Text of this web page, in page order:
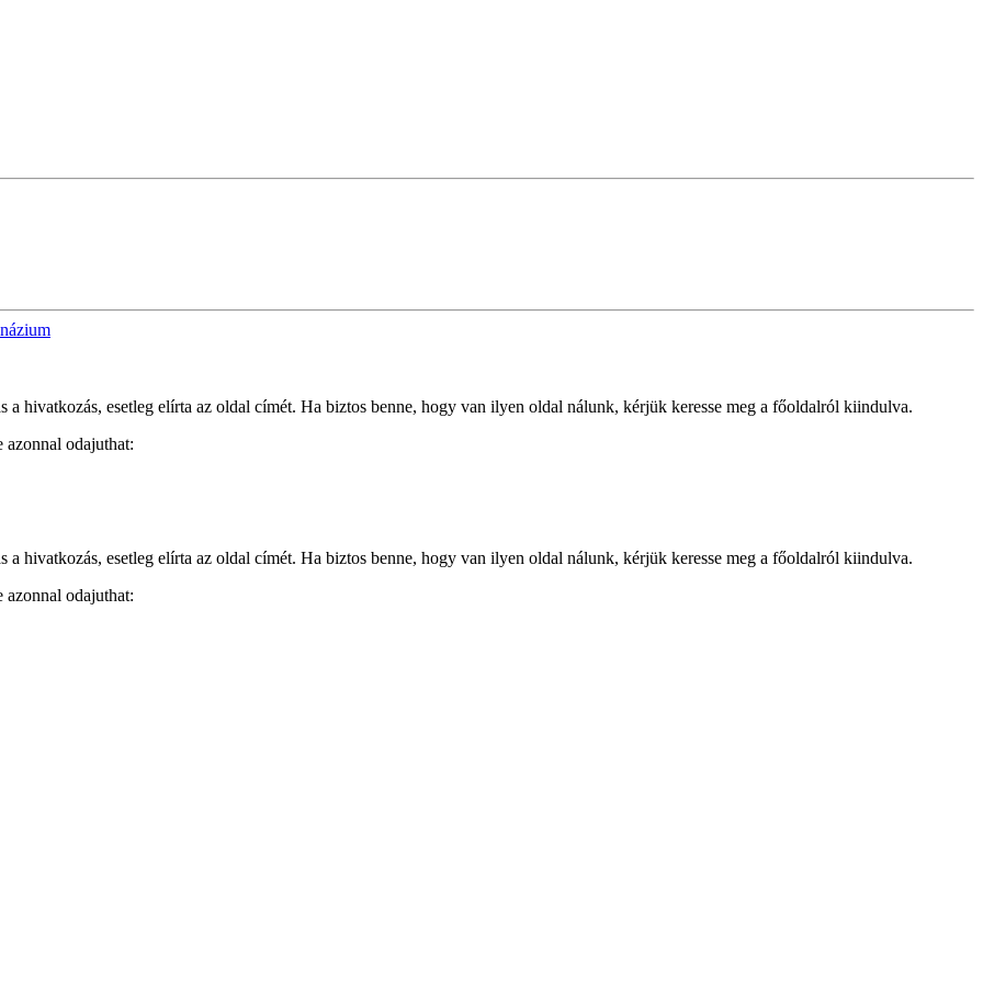
hivatkozás, esetleg elírta az oldal címét. Ha biztos benne, hogy van ilyen oldal nálunk, kérjük keresse meg a főoldalról kiindulva.
odajuthat:
hivatkozás, esetleg elírta az oldal címét. Ha biztos benne, hogy van ilyen oldal nálunk, kérjük keresse meg a főoldalról kiindulva.
odajuthat: